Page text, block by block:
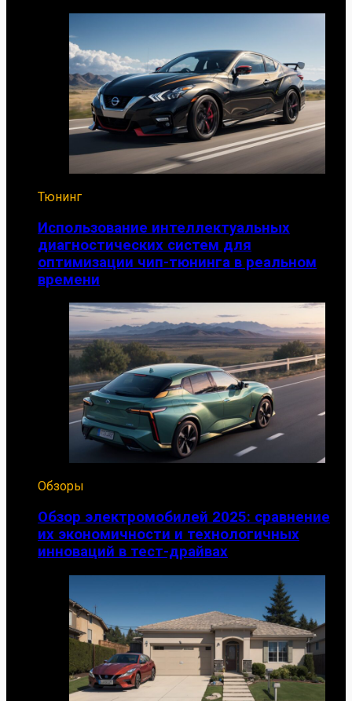
Тюнинг
Использование интеллектуальных
диагностических систем для
оптимизации чип-тюнинга в реальном
времени
Обзоры
Обзор электромобилей 2025: сравнение
их экономичности и технологичных
инноваций в тест-драйвах